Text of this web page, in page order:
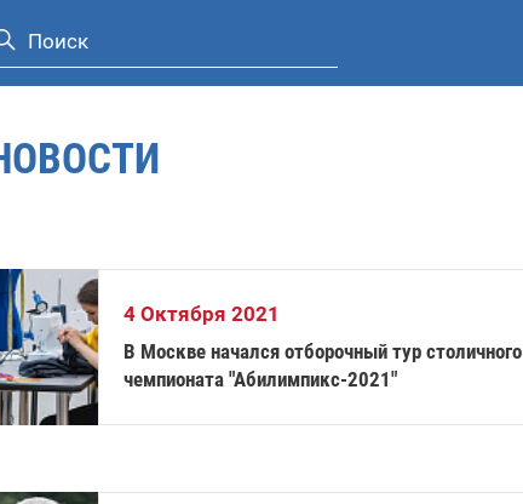
4 Октября 2021
В Москве начался отборочный тур столичного
чемпионата "Абилимпикс-2021"